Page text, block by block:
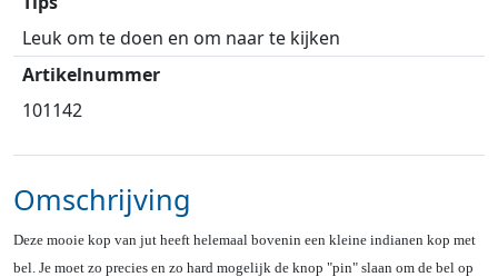
Leuk om te doen en om naar te kijken
Artikelnummer
101142
Omschrijving
Deze mooie kop van jut heeft helemaal bovenin een kleine indianen kop met
bel. Je moet zo precies en zo hard mogelijk de knop "pin" slaan om de bel op